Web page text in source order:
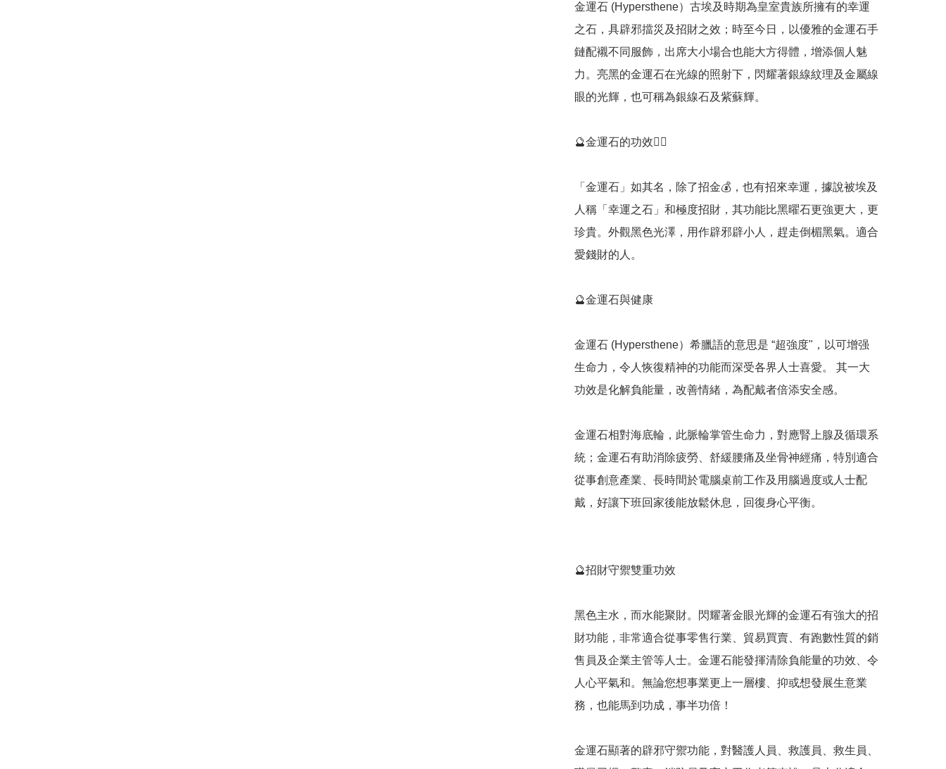
金運石 (Hypersthene）古埃及時期為皇室貴族所擁有的幸運
之石，具辟邪擋災及招財之效；時至今日，以優雅的金運石手
鏈配襯不同服飾，出席大小場合也能大方得體，增添個人魅
力。亮黑的金運石在光線的照射下，閃耀著銀線紋理及金屬線
眼的光輝，也可稱為銀線石及紫蘇輝。
🔮金運石的功效💁‍♀️
「金運石」如其名，除了招金💰，也有招來幸運，據說被埃及
人稱「幸運之石」和極度招財，其功能比黑曜石更強更大，更
珍貴。外觀黑色光澤，用作辟邪辟小人，趕走倒楣黑氣。適合
愛錢財的人。
🔮金運石與健康
金運石 (Hypersthene）希臘語的意思是 “超強度"，以可增强
生命力，令人恢復精神的功能而深受各界人士喜愛。 其一大
功效是化解負能量，改善情緒，為配戴者倍添安全感。
金運石相對海底輪，此脈輪掌管生命力，對應腎上腺及循環系
統；金運石有助消除疲勞、舒緩腰痛及坐骨神經痛，特別適合
從事創意產業、長時間於電腦桌前工作及用腦過度或人士配
戴，好讓下班回家後能放鬆休息，回復身心平衡。
🔮招財守禦雙重功效
黑色主水，而水能聚財。閃耀著金眼光輝的金運石有強大的招
財功能，非常適合從事零售行業、貿易買賣、有跑數性質的銷
售員及企業主管等人士。金運石能發揮清除負能量的功效、令
人心平氣和。無論您想事業更上一層樓、抑或想發展生意業
務，也能馬到功成，事半功倍！
金運石顯著的辟邪守禦功能，對醫護人員、救護員、救生員、